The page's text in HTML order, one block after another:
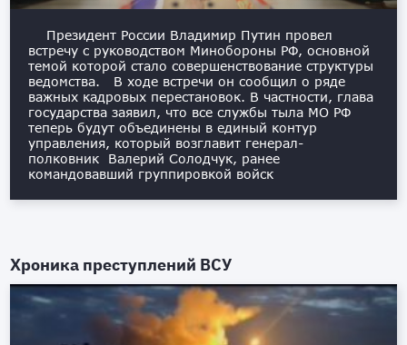
Президент России Владимир Путин провел
встречу с руководством Минобороны РФ, основной
темой которой стало совершенствование структуры
ведомства. В ходе встречи он сообщил о ряде
важных кадровых перестановок. В частности, глава
государства заявил, что все службы тыла МО РФ
теперь будут объединены в единый контур
управления, который возглавит генерал-
полковник Валерий Солодчук, ранее
командовавший группировкой войск
Хроника преступлений ВСУ